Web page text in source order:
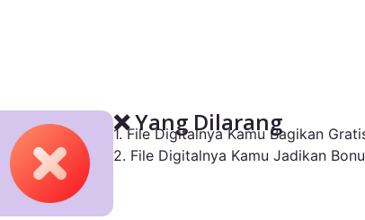
❌ Yang Dilarang
1. File Digitalnya Kamu Bagikan
2. File Digitalnya Kamu Jadikan